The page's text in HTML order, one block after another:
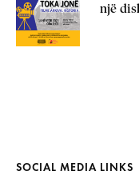
një
SOCIAL MEDIA LINKS